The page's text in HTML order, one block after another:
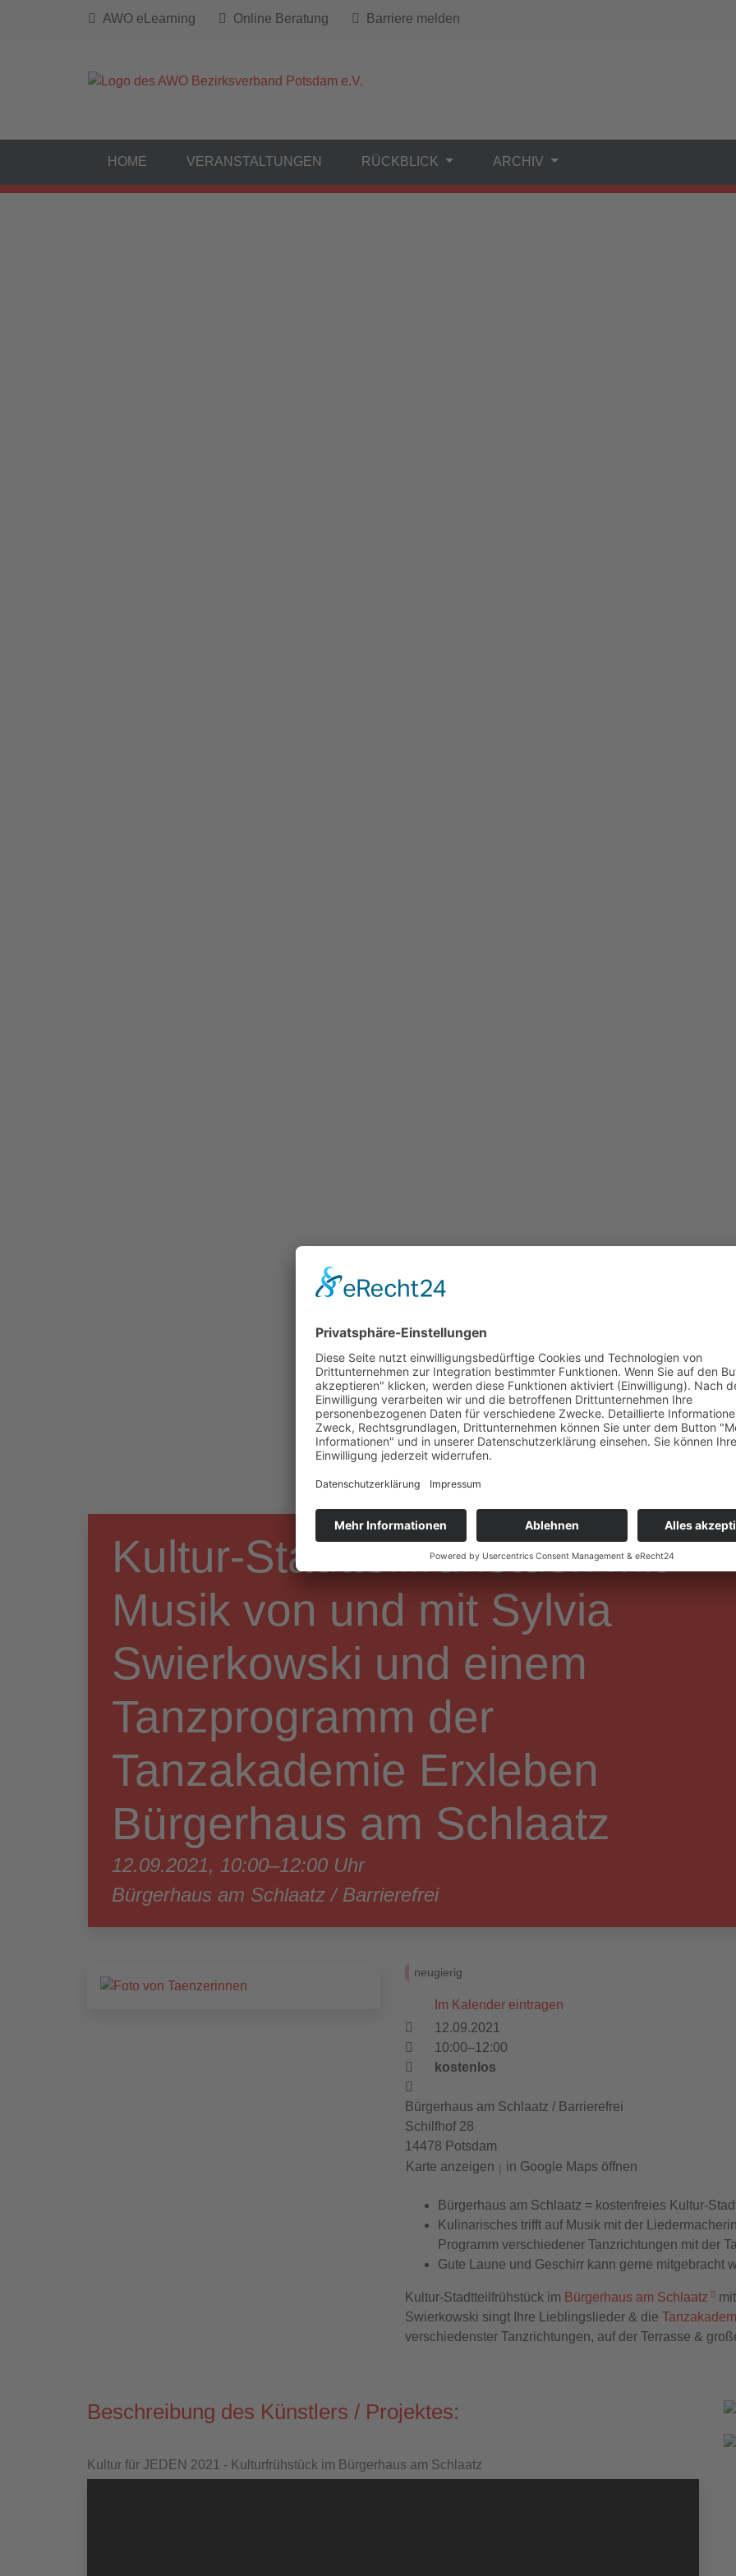
AWO eLearning Online Beratung Barriere melden
HOME VERANSTALTUNGEN RÜCKBLICK ARCHIV
Kultur-Stadtteilfrühstück mit
Musik von und mit Sylvia
Swierkowski und einem
Tanzprogramm der
Tanzakademie Erxleben
Bürgerhaus am Schlaatz
12.09.2021, 10:00–12:00 Uhr
Bürgerhaus am Schlaatz / Barrierefrei
neugierig
Im Kalender eintragen
12.09.2021
10:00–12:00
kostenlos
Bürgerhaus am Schlaatz / Barrierefrei
Schilfhof 28
14478 Potsdam
Karte anzeigen | in Google Maps öffnen
Bürgerhaus am Schlaatz = kostenfreies Kultur-
Kulinarisches trifft auf Musik mit der
Programm verschiedener Tanzrichtungen mit der
Gute Laune und Geschirr kann gerne mitgebracht
Kultur-Stadtteilfrühstück im Bürgerhaus am Schlaatz
Swierkowski singt Ihre Lieblingslieder & die
verschiedenster Tanzrichtungen, auf der Terrasse &
Beschreibung des Künstlers / Projektes:
Kultur für JEDEN 2021 - Kulturfrühstück im Bürgerhaus am Schlaatz